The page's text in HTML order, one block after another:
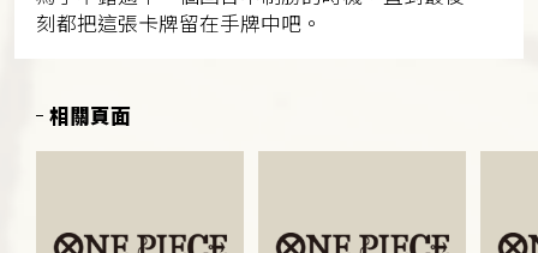
刻都把這張卡牌留在手牌中吧。
相關頁面